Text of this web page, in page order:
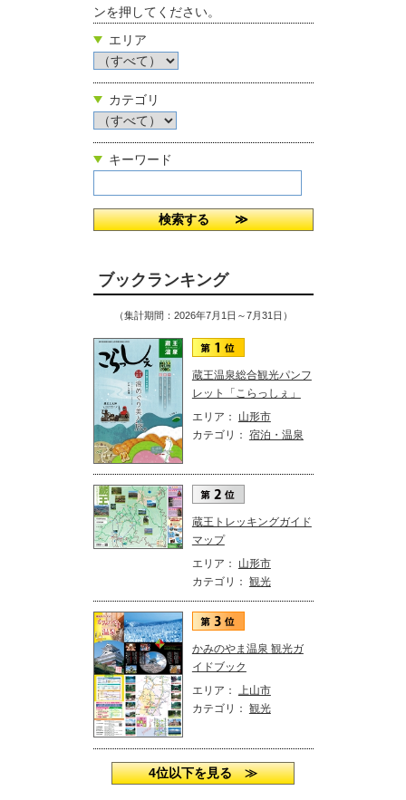
ンを押してください。
エリア
カテゴリ
キーワード
ブックランキング
（集計期間：2026年7月1日～7月31日）
蔵王温泉総合観光パンフ
レット「こらっしぇ」
エリア： 山形市
カテゴリ： 宿泊・温泉
蔵王トレッキングガイド
マップ
エリア： 山形市
カテゴリ： 観光
かみのやま温泉 観光ガ
イドブック
エリア： 上山市
カテゴリ： 観光
4位以下を見る ≫